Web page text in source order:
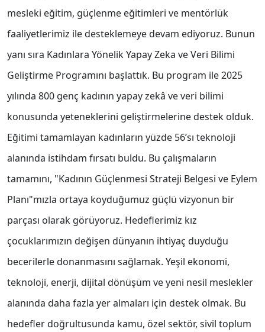
mesleki eğitim, güçlenme eğitimleri ve mentörlük
faaliyetlerimiz ile desteklemeye devam ediyoruz. Bunun
yanı sıra Kadınlara Yönelik Yapay Zeka ve Veri Bilimi
Geliştirme Programını başlattık. Bu program ile 2025
yılında 800 genç kadının yapay zekâ ve veri bilimi
konusunda yeteneklerini geliştirmelerine destek olduk.
Eğitimi tamamlayan kadınların yüzde 56’sı teknoloji
alanında istihdam fırsatı buldu. Bu çalışmaların
tamamını, "Kadının Güçlenmesi Strateji Belgesi ve Eylem
Planı"mızla ortaya koyduğumuz güçlü vizyonun bir
parçası olarak görüyoruz. Hedeflerimiz kız
çocuklarımızın değişen dünyanın ihtiyaç duyduğu
becerilerle donanmasını sağlamak. Yeşil ekonomi,
teknoloji, enerji, dijital dönüşüm ve yeni nesil meslekler
alanında daha fazla yer almaları için destek olmak. Bu
hedefler doğrultusunda kamu, özel sektör, sivil toplum